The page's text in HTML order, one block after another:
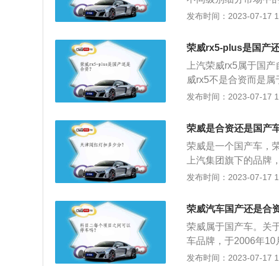
米，最大功率转速
直喷技术，采用铝合
非常好看，内饰设计
功，勇于创新突破，
时间里面发展迅速，
荣威汽车的品牌标签
市场中的中高端车型
突破，积极向上，追
发布时间：2023-07-17
荣威rx5-plus是国产
上汽荣威rx5属于国
威rx5不是合资而是
车的技术和生产线之
组成，除了远近光的
发布时间：2023-07-17
荣威是合资还是国产
荣威是一个国产车，
上汽集团旗下的品牌
5，rx5-max等。2、
上海汽车工业(集团)
的汽车技术来源于上
006年10月12日，上
外宣布，其自主品牌
的品牌在4年时间里
发布时间：2023-07-17
荣威汽车国产还是合
荣威属于国产车。关
车品牌，于2006年10
力的自主品牌，定位
发布时间：2023-07-17